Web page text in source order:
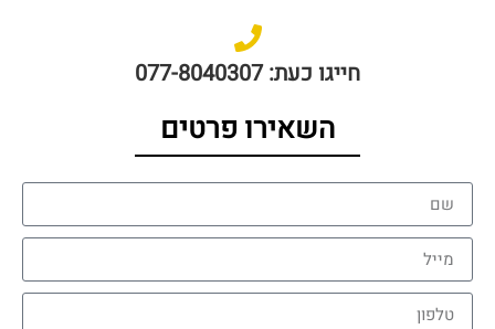
חייגו כעת: 077-8040307
השאירו פרטים